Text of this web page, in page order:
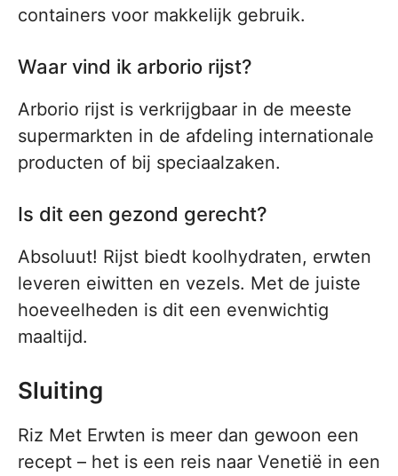
containers voor makkelijk gebruik.
Waar vind ik arborio rijst?
Arborio rijst is verkrijgbaar in de meeste
supermarkten in de afdeling internationale
producten of bij speciaalzaken.
Is dit een gezond gerecht?
Absoluut! Rijst biedt koolhydraten, erwten
leveren eiwitten en vezels. Met de juiste
hoeveelheden is dit een evenwichtig
maaltijd.
Sluiting
Riz Met Erwten is meer dan gewoon een
recept – het is een reis naar Venetië in een